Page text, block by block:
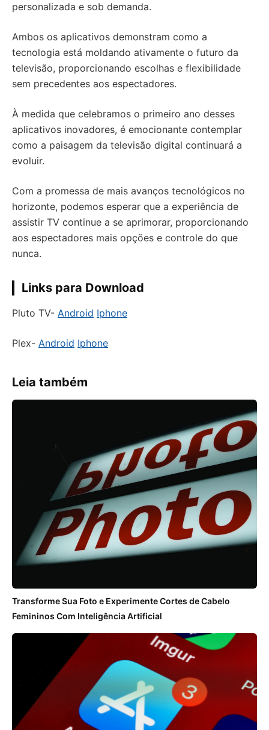
personalizada e sob demanda.
Ambos os aplicativos demonstram como a
tecnologia está moldando ativamente o futuro da
televisão, proporcionando escolhas e flexibilidade
sem precedentes aos espectadores.
À medida que celebramos o primeiro ano desses
aplicativos inovadores, é emocionante contemplar
como a paisagem da televisão digital continuará a
evoluir.
Com a promessa de mais avanços tecnológicos no
horizonte, podemos esperar que a experiência de
assistir TV continue a se aprimorar, proporcionando
aos espectadores mais opções e controle do que
nunca.
Links para Download
Pluto TV- Android Iphone
Plex- Android Iphone
Leia também
Transforme Sua Foto e Experimente Cortes de Cabelo
Femininos Com Inteligência Artificial